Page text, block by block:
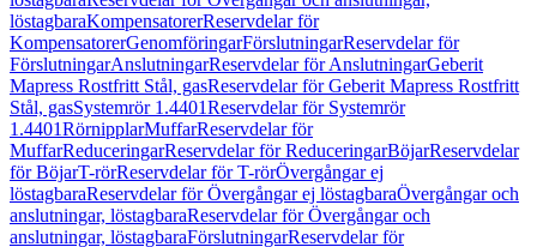
löstagbaraKompensatorerReservdelar för
KompensatorerGenomföringarFörslutningarReservdelar för
FörslutningarAnslutningarReservdelar för AnslutningarGeberit
Mapress Rostfritt Stål, gasReservdelar för Geberit Mapress Rostfritt
Stål, gasSystemrör 1.4401Reservdelar för Systemrör
1.4401RörnipplarMuffarReservdelar för
MuffarReduceringarReservdelar för ReduceringarBöjarReservdelar
för BöjarT-rörReservdelar för T-rörÖvergångar ej
löstagbaraReservdelar för Övergångar ej löstagbaraÖvergångar och
anslutningar, löstagbaraReservdelar för Övergångar och
anslutningar, löstagbaraFörslutningarReservdelar för